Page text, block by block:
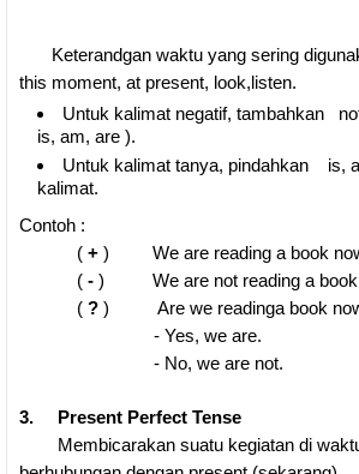
Keterandgan waktu yang sering
this moment, at present, look,listen.
Untuk kalimat negatif, tambahkan
is, am, are ).
Untuk kalimat tanya, pindahkan is,
kalimat.
Contoh :
( + ) We are reading a book
( - ) We are not reading a book
( ? ) Are we readinga book
- Yes, we are.
- No, we are not.
3. Present Perfect Tense
Membicarakan suatu kegiatan di